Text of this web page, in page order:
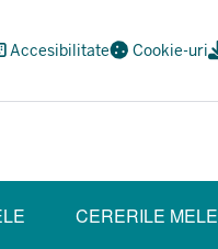
Accesibilitate Cookie-uri
CERERILE MELE